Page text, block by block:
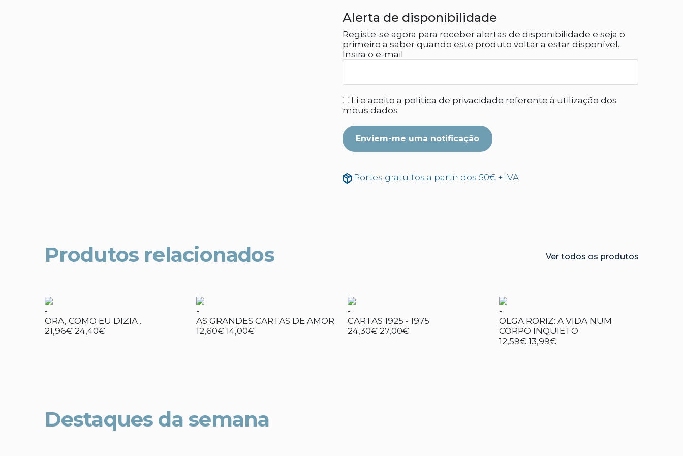
Alerta de disponibilidade
Registe-se agora para receber alertas de disponibilidade e seja o
primeiro a saber quando este produto voltar a estar disponível.
Insira o e-mail
Li e aceito a política de privacidade referente à utilização dos
meus dados
Enviem-me uma notificação
Portes gratuitos a partir dos 50€ + IVA
Produtos relacionados Ver todos os produtos
-
ORA, COMO EU DIZIA...
21,96€ 24,40€
-
AS GRANDES CARTAS DE AMOR
12,60€ 14,00€
-
CARTAS 1925 - 1975
24,30€ 27,00€
-
OLGA RORIZ: A VIDA NUM
CORPO INQUIETO
12,59€ 13,99€
Destaques da semana